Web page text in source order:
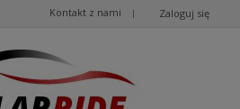
Zaloguj się
Kontakt z nami